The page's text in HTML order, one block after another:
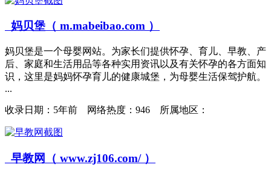
妈贝堡（ m.mabeibao.com ）
妈贝堡是一个母婴网站。为家长们提供怀孕、育儿、早教、产
后、家庭和生活用品等各种实用资讯以及有关怀孕的各方面知
识，这里是妈妈怀孕育儿的健康城堡，为母婴生活保驾护航。
...
收录日期： 5年前 网络热度：946 所属地区：
早教网（ www.zj106.com/ ）